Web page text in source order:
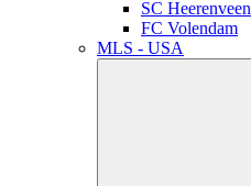
SC Heerenveen
FC Volendam
MLS - USA